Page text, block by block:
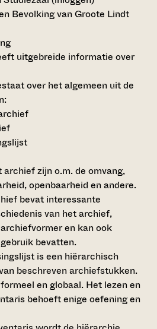
Bevolking van Groote Lindt
uitgebreide informatie over
over het algemeen uit de
zijn o.m. de omvang,
openbaarheid en andere.
bevat interessante
van het archief,
en kan ook
bevatten.
is een hiërarchisch
beschreven archiefstukken.
en globaal. Het lezen en
behoeft enige oefening en